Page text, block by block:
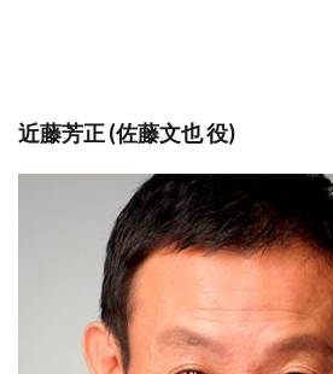
近藤芳正 (佐藤文也 役)